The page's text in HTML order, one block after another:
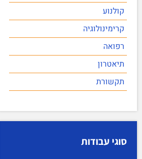
קולנוע
קרימינולוגיה
רפואה
תיאטרון
תקשורת
סוגי עבודות